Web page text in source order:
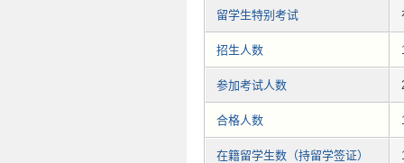
留学生特别考试
招生人数
参加考试人数
合格人数
在籍留学生数（持留学签证）